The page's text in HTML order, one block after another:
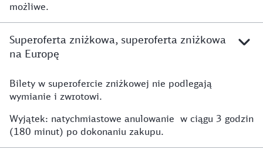
możliwe.
Superoferta zniżkowa, superoferta zniżkowa
na Europę
superofercie zniżkowej
Bilety w superofercie zniżkowej nie podlegają
wymianie i zwrotowi.
Wyjątek: natychmiastowe anulowanie w ciągu 3 godzin
(180 minut) po dokonaniu zakupu.